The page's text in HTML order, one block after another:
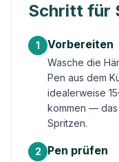
Schritt für
1 Vorbereiten
Wasche die
Pen aus dem
idealerweise
kommen —
Spritzen.
2 Pen prüfen